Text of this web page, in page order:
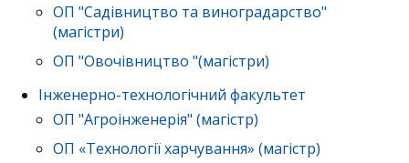
ОП "Садівництво та виноградарство"
(магістри)
ОП "Овочівництво "(магістри)
Інженерно-технологічний факультет
ОП "Агроінженерія" (магістр)
ОП «Технології харчування» (магістр)